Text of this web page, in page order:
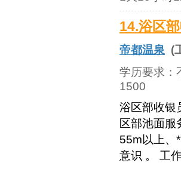
14.浴区
帝都温泉 (
学历要求：
1500
浴区部收银
区部池面
55m以上、
意识 。 工